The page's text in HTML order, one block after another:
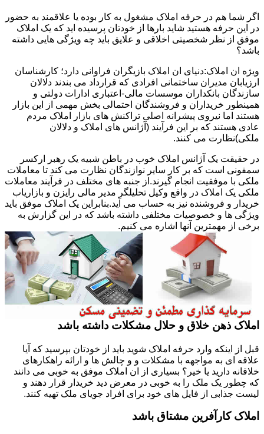
اگر شما هم در حرفه املاک مشغول به کار بوده یا علاقمند به حضور
در این حرفه هستید شاید بارها از خودتان پرسیده اید که یک املاک
موفق از نظر شخصیتی اخلاقی و علایق باید چه ویژگی هایی داشته
باشد؟
ویژه ان املاک:دنیای ان املاک بازیگران فراوانی دارد؛ کارشناسان
ارزیابان مدیران ساختمانی افرادی که قرارداد می بندند دلالان
سازندگان بانکداران موسسات مالی-اعتباری ادارات دولتی و
همینطور خریداران و فروشندگان احتمالی بخش مهمی از این بازار
هستند اما نیروی پیشرانه اصلی تراکنش های بازار املاک مردم
عادی هستند که بر این فرآیند (آژانس های املاک و دلالان
ملکی)نظارت می کنند.
در حقیقت یک آژانس املاک خوب در باطن شبیه یک رهبر ارکسر
سمفونی است که بر کار سایر نوازندگان نظارت می کند تا معاملات
ملکی با موفقیت انجام گیرند.از جنبه های مختلف در فرآیند معاملات
ملکی یک املاک در واقع وکیل تحلیلگر مدیر مالی رایزن و بازاریاب
خریدار و فروشنده نیز به حساب می آید.بنابراین یک املاک موفق باید
ویژگی ها و خصوصیات مختلفی داشته باشد که در این گزارش به
برخی از مهمترین آنها اشاره می کنیم.
املاک ذهن خلاق و حلال مشکلات داشته باشد
قبل از اینکه وارد حرفه املاک شوید باید از خودتان بپرسید که آیا
علاقه ای به مواجهه با مشکلات و و چالش ها و ارائه راهکارهای
خلاقانه دارید یا خیر؟ بسیاری از ان املاک موفق به خوبی می دانند
که چطور یک ملک را به خوبی در معرض دید خریدار قرار دهند و
لیست جذابی از فایل های خود برای افراد جویای ملک تهیه کنند.
املاک کارآفرین مشتاق باشد